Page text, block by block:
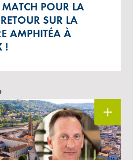
MATCH POUR LA
SUR LA
AMPHITÉA À
!